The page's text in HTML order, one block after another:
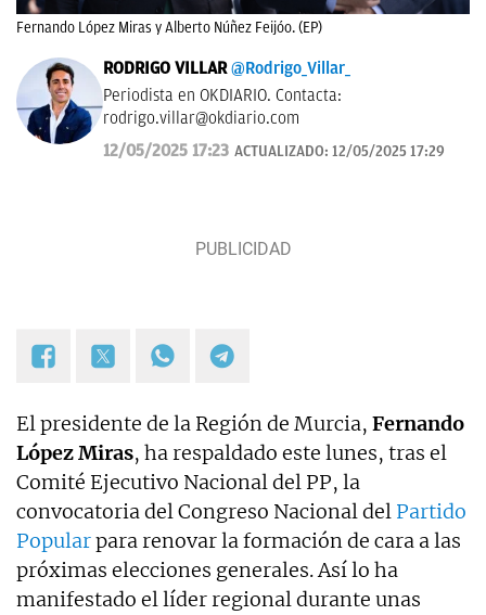
Fernando López Miras y Alberto Núñez Feijóo. (EP)
RODRIGO VILLAR @Rodrigo_Villar_
Periodista en OKDIARIO. Contacta:
rodrigo.villar@okdiario.com
12/05/2025 17:23 ACTUALIZADO: 12/05/2025 17:29
El presidente de la Región de Murcia, Fernando
López Miras, ha respaldado este lunes, tras el
Comité Ejecutivo Nacional del PP, la
convocatoria del Congreso Nacional del Partido
Popularpara renovar la formación de cara a las
próximas elecciones generales. Así lo ha
manifestado el líder regional durante unas